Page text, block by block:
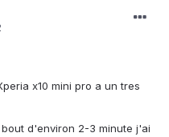
x10 mini pro a un tres
d'environ 2-3 minute j'ai